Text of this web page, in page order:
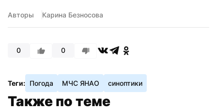
Авторы Карина Безносова
0 0
Теги: Погода МЧС ЯНАО синоптики
Также по теме